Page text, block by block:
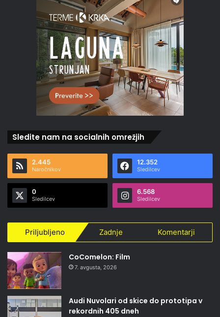
Sledite nam na socialnih omrežjih
2.445
Naročnikov
12.352
Sledilcev
0
Sledilcev
6.568
Sledilcev
Priljubljeno Zadnje Komentarji
CoComelon: Film
7. avgusta, 2026
Audi Nuvolari od skice do prototipa v
rekordnih 405 dneh